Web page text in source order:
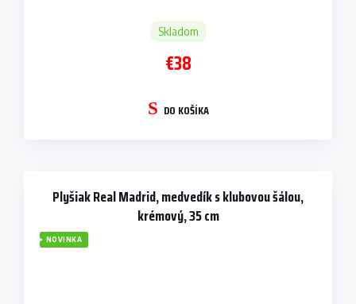
Skladom
€38
DO KOŠÍKA
Plyšiak Real Madrid, medvedík s klubovou šálou,
krémový, 35 cm
NOVINKA